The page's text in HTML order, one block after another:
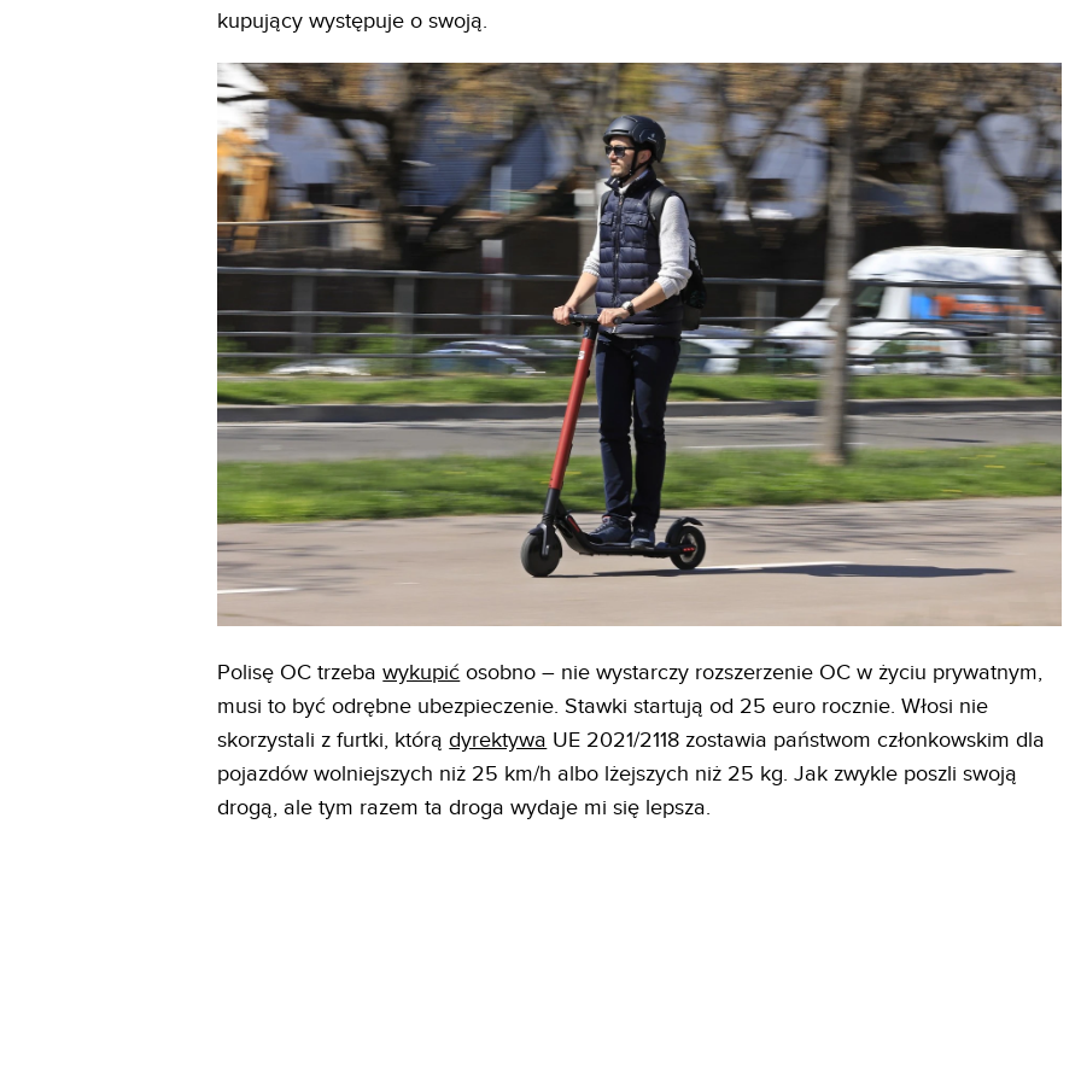
kupujący występuje o swoją.
Polisę OC trzebawykupić osobno – nie wystarczy rozszerzenie OC w życiu prywatnym,
musi to być odrębne ubezpieczenie. Stawki startują od 25 euro rocznie. Włosi nie
skorzystali z furtki, którądyrektywa UE 2021/2118 zostawia państwom członkowskim dla
pojazdów wolniejszych niż 25 km/h albo lżejszych niż 25 kg. Jak zwykle poszli swoją
drogą, ale tym razem ta droga wydaje mi się lepsza.